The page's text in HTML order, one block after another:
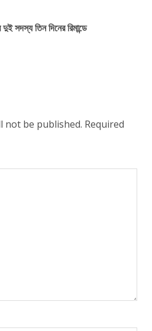
সদস্য তিন দিনের রিমান্ডে
not be published. Required